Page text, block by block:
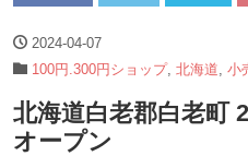
2024-04-07
100円.300円ショップ, 北海道 小
北海道白老郡白老町
オープン